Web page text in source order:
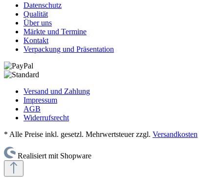
Datenschutz
Qualität
Über uns
Märkte und Termine
Kontakt
Verpackung und Präsentation
Versand und Zahlung
Impressum
AGB
Widerrufsrecht
* Alle Preise inkl. gesetzl. Mehrwertsteuer zzgl. Versandkosten
Realisiert mit Shopware